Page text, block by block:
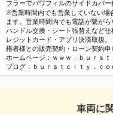
フラーでパワフィルのサイドカバー
※営業時間内でも営業していない場
ます。営業時間内でも電話が繋が
ハンドル交換・シート張替えなど
レジットカード・アプリ決済取扱
権者様との販売契約・ローン契約申
ホームページ：ｗｗｗ．ｂｕｒｓ
ブログ：ｂｕｒｓｔｃｉｔｙ．ｃｏ
車両に